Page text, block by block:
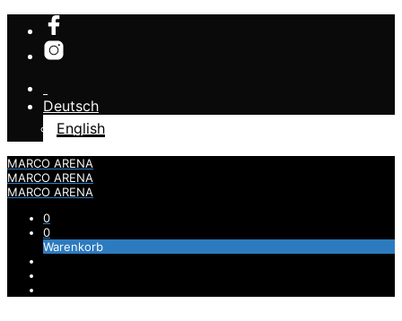
Deutsch
English
MARCO ARENA
MARCO ARENA
MARCO ARENA
0
0
Warenkorb